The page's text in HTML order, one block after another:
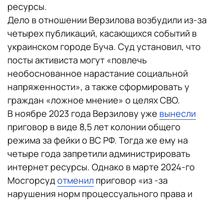
ресурсы.
Дело в отношении Верзилова возбудили из-за
четырех публикаций, касающихся событий в
украинском городе Буча. Суд установил, что
посты активиста могут «повлечь
необоснованное нарастание социальной
напряженности», а также сформировать у
граждан «ложное мнение» о целях СВО.
В ноябре 2023 года Верзилову уже вынесли
приговор в виде 8,5 лет колонии общего
режима за фейки о ВС РФ. Тогда же ему на
четыре года запретили администрировать
интернет ресурсы. Однако в марте 2024-го
Мосгорсудотменил приговор «из -за
нарушения норм процессуального права и